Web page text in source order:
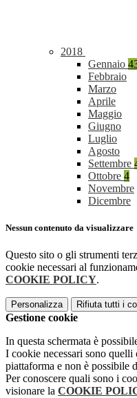
2018
Gennaio
Febbraio
Marzo
Aprile
Maggio
Giugno
Luglio
Agosto
Settembre
Ottobre 4
Novembre
Dicembre
Nessun contenuto da visualizzare
Questo sito o gli strumenti
cookie necessari al
COOKIE POLICY.
Personalizza Rifiuta tutti i
Gestione cookie
In questa schermata è
I cookie necessari sono
piattaforma e non è possibile
Per conoscere quali sono i
visionare la COOKIE